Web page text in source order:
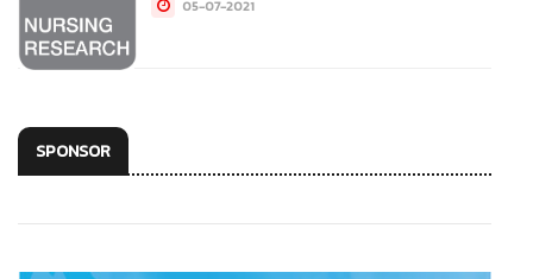
05-07-2021
SPONSOR